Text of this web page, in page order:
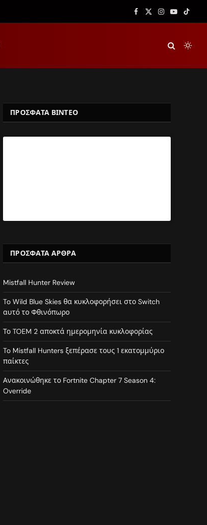
Facebook
X
Instagram
YouTube
TikTok
ΠΡΟΣΦΑΤΑ ΒΙΝΤΕΟ
ΠΡΌΣΦΑΤΑ ΆΡΘΡΑ
Mistfall Hunter Review
To Wild Blue Skies θα κυκλοφορήσει στο Switch
αυτό το Φθινόπωρο
Το TOEM 2 αποκτά ημερομηνία κυκλοφορίας
To Mistfall Hunters ξεπέρασε τους 1 εκατομμύριο
παίκτες
Ανακοινώθηκε το Fortnite Chapter 7 Season 4:
Override